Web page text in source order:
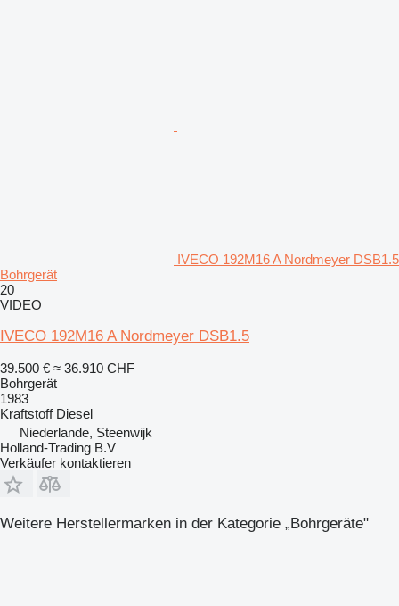
IVECO 192M16 A Nordmeyer DSB1.5
Bohrgerät
20
VIDEO
IVECO 192M16 A Nordmeyer DSB1.5
39.500 € ≈ 36.910 CHF
Bohrgerät
1983
Kraftstoff Diesel
Niederlande, Steenwijk
Holland-Trading B.V
Verkäufer kontaktieren
Weitere Herstellermarken in der Kategorie „Bohrgeräte"